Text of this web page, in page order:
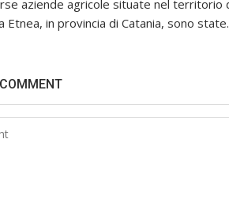
aziende agricole situate nel territorio
Etnea, in provincia di Catania, sono